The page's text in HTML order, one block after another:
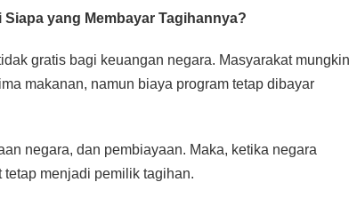
yang Membayar Tagihannya?
gratis bagi keuangan negara. Masyarakat mungkin
makanan, namun biaya program tetap dibayar
negara, dan pembiayaan. Maka, ketika negara
menjadi pemilik tagihan.